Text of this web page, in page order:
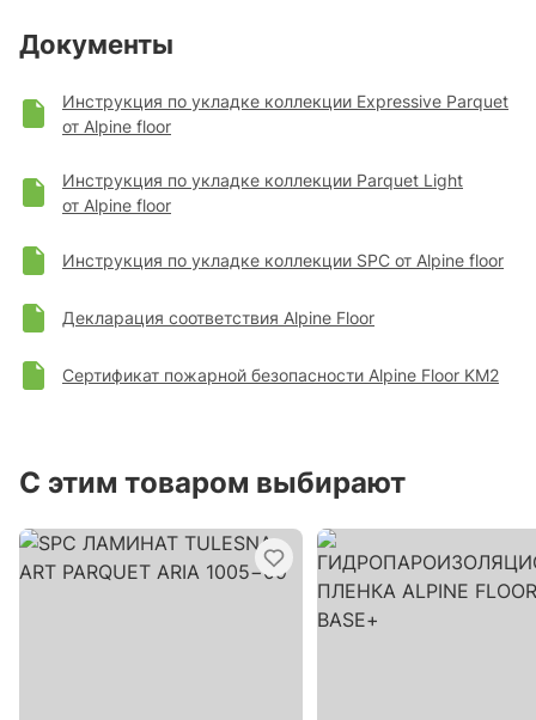
Документы
Инструкция по укладке коллекции Expressive Parquet
от Alpine floor
Инструкция по укладке коллекции Parquet Light
от Alpine floor
Инструкция по укладке коллекции SPC от Alpine floor
Декларация соответствия Alpine Floor
Сертификат пожарной безопасности Alpine Floor KM2
С этим товаром выбирают